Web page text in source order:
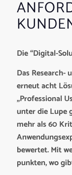
Die “Digital-
Das Research-
erneut acht
„Professional
unter die Lupe
mehr als 60
bewertet. Mit
punkten, wo